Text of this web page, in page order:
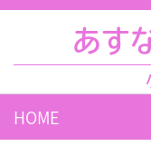
あす
HOME